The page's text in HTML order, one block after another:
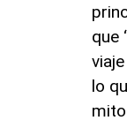
que
lo